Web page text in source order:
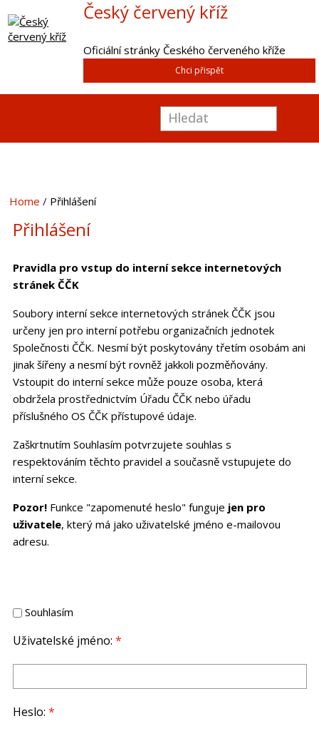
Český červený kříž
Oficiální stránky Českého červeného kříže
Chci přispět
Home Přihlášení
Přihlášení
Pravidla pro vstup do interní sekce internetových
stránek ČČK
Soubory interní sekce internetových stránek ČČK jsou
určeny jen pro interní potřebu organizačních jednotek
Společnosti ČČK. Nesmí být poskytovány třetím osobám ani
jinak šířeny a nesmí být rovněž jakkoli pozměňovány.
Vstoupit do interní sekce může pouze osoba, která
obdržela prostřednictvím Úřadu ČČK nebo úřadu
příslušného OS ČČK přístupové údaje.
Zaškrtnutím Souhlasím potvrzujete souhlas s
respektováním těchto pravidel a současně vstupujete do
interní sekce.
Pozor!Funkce "zapomenuté heslo" funguje jen pro
uživatele, který má jako uživatelské jméno e-mailovou
adresu.
Souhlasím
Uživatelské jméno: *
Heslo: *